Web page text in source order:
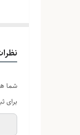
شما
برای